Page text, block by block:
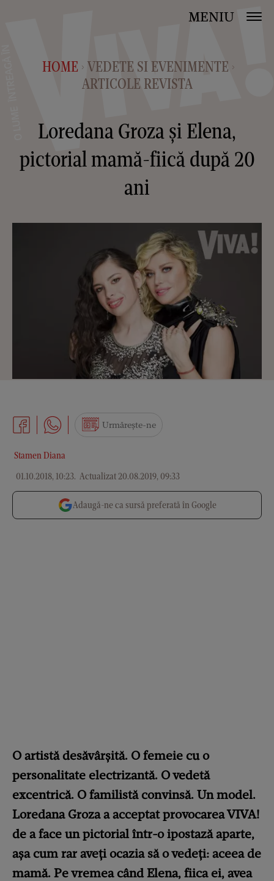
MENIU
HOME > VEDETE SI EVENIMENTE >
ARTICOLE REVISTA
Loredana Groza și Elena,
pictorial mamă-fiică după 20
ani
Stamen Diana
01.10.2018, 10:23. Actualizat 20.08.2019, 09:33
Urmărește-ne
Adaugă-ne ca sursă preferată în Google
O artistă desăvârșită. O femeie cu o
personalitate electrizantă. O vedetă
excentrică. O familistă convinsă. Un model.
Loredana Grozaa acceptat provocarea VIVA!
de a face un pictorial într-o ipostază aparte,
așa cum rar aveți ocazia să o vedeți: aceea de
mamă. Pe vremea când Elena, fiica ei, avea